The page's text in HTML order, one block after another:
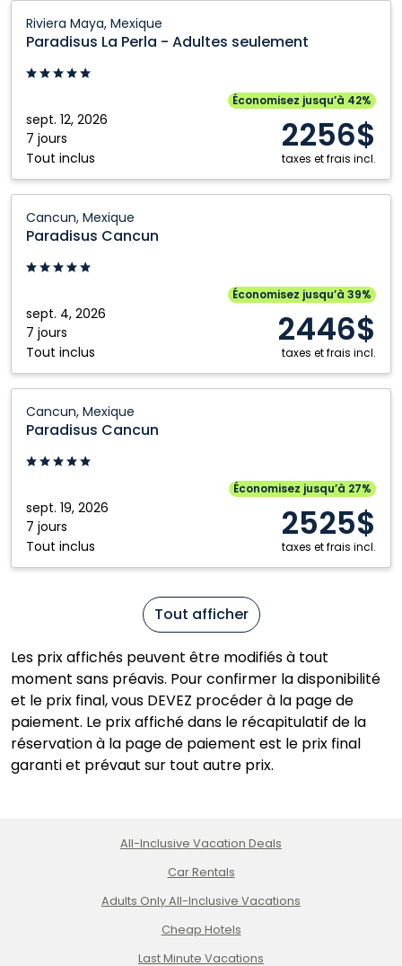
Riviera Maya, Mexique
Paradisus La Perla - Adultes seulement
sept. 12, 2026
7 jours
Tout inclus
Économisez jusqu’à 42%
2256$
taxes et frais incl.
Perla
seulement:
Riviera
Maya,
Mexique
Cancun, Mexique
Paradisus Cancun
sept. 4, 2026
7 jours
Tout inclus
Économisez jusqu’à 39%
2446$
taxes et frais incl.
Cancun:
Cancun,
Mexique
Cancun, Mexique
Paradisus Cancun
sept. 19, 2026
7 jours
Tout inclus
Économisez jusqu’à 27%
2525$
taxes et frais incl.
Cancun:
Cancun,
Mexique
Tout afficher
Les prix affichés peuvent être modifiés à tout
moment sans préavis. Pour confirmer la disponibilité
et le prix final, vous DEVEZ procéder à la page de
paiement. Le prix affiché dans le récapitulatif de la
réservation à la page de paiement est le prix final
garanti et prévaut sur tout autre prix.
All-Inclusive Vacation Deals
Car Rentals
Adults Only All-Inclusive Vacations
Cheap Hotels
Last Minute Vacations